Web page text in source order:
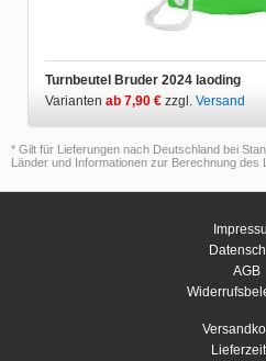
Turnbeutel Bruder 2024 laoding
Varianten ab 7,90 € zzgl. Versand
* Gilt für Lieferungen nach Deutschland bei
Länder und Informationen zur Berechnung des
AGB